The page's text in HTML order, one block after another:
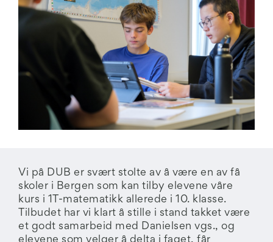
Vi på DUB er svært stolte av å være en av få
skoler i Bergen som kan tilby elevene våre
kurs i 1T-matematikk allerede i 10. klasse.
Tilbudet har vi klart å stille i stand takket være
et godt samarbeid med Danielsen vgs., og